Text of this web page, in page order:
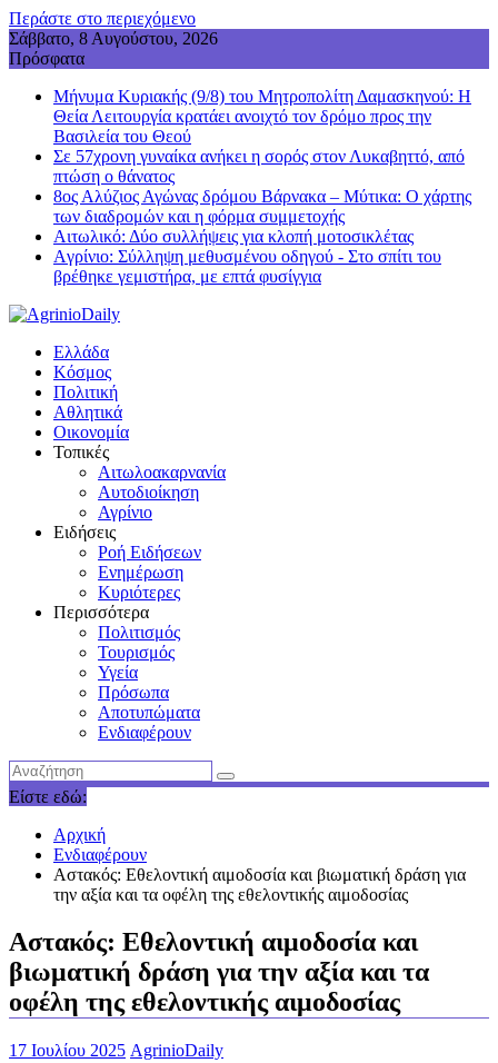
Περάστε στο περιεχόμενο
Σάββατο, 8 Αυγούστου, 2026
Πρόσφατα
Μήνυμα Κυριακής (9/8) του Μητροπολίτη Δαμασκηνού: Η
Θεία Λειτουργία κρατάει ανοιχτό τον δρόμο προς την
Βασιλεία του Θεού
Σε 57χρονη γυναίκα ανήκει η σορός στον Λυκαβηττό, από
πτώση ο θάνατος
8ος Αλύζιος Αγώνας δρόμου Βάρνακα – Μύτικα: Ο χάρτης
των διαδρομών και η φόρμα συμμετοχής
Aιτωλικό: Δύο συλλήψεις για κλοπή μοτοσικλέτας
Aγρίνιο: Σύλληψη μεθυσμένου οδηγού - Στο σπίτι του
βρέθηκε γεμιστήρα, με επτά φυσίγγια
Ελλάδα
Κόσμος
Πολιτική
Αθλητικά
Οικονομία
Τοπικές
Αιτωλοακαρνανία
Αυτοδιοίκηση
Αγρίνιο
Ειδήσεις
Ροή Ειδήσεων
Ενημέρωση
Κυριότερες
Περισσότερα
Πολιτισμός
Τουρισμός
Υγεία
Πρόσωπα
Αποτυπώματα
Ενδιαφέρουν
Είστε εδώ:
Αρχική
Ενδιαφέρουν
Aστακός: Εθελοντική αιμοδοσία και βιωματική δράση για
την αξία και τα οφέλη της εθελοντικής αιμοδοσίας
Aστακός: Εθελοντική αιμοδοσία και
βιωματική δράση για την αξία και τα
οφέλη της εθελοντικής αιμοδοσίας
17 Ιουλίου 2025 AgrinioDaily